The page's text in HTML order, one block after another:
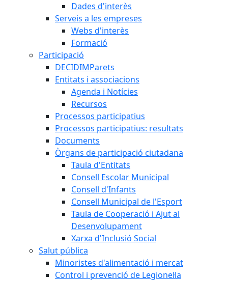
Dades d'interès
Serveis a les empreses
Webs d'interès
Formació
Participació
DECIDIMParets
Entitats i associacions
Agenda i Notícies
Recursos
Processos participatius
Processos participatius: resultats
Documents
Òrgans de participació ciutadana
Taula d'Entitats
Consell Escolar Municipal
Consell d'Infants
Consell Municipal de l'Esport
Taula de Cooperació i Ajut al
Desenvolupament
Xarxa d'Inclusió Social
Salut pública
Minoristes d'alimentació i mercat
Control i prevenció de Legionel·la